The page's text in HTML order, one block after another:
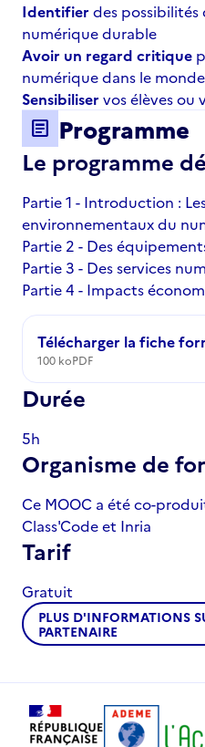
Identifier des
numérique durable
Avoir un regard critique
numérique dans le
Sensibiliser vos élèves ou
article Programme
Le programme
Partie 1 - Introduction :
environnementaux du
Partie 2 - Des
Partie 3 - Des services
Partie 4 - Impacts
Télécharger la fiche
100 koPDF
Durée
5h
Organisme de
Ce MOOC a été co-
Class'Code et Inria
Tarif
Gratuit
PLUS D'INFORMATIONS
PARTENAIRE